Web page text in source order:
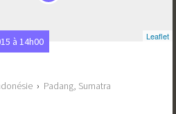
Leaflet
à 14h00
› Padang, Sumatra